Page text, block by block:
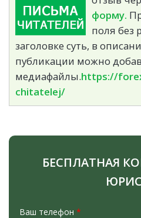
форму.
поля без
заголовке суть, в
публикации можно
медиафайлы.https://
chitatelej/
БЕСПЛАТНАЯ
Ваш телефон *